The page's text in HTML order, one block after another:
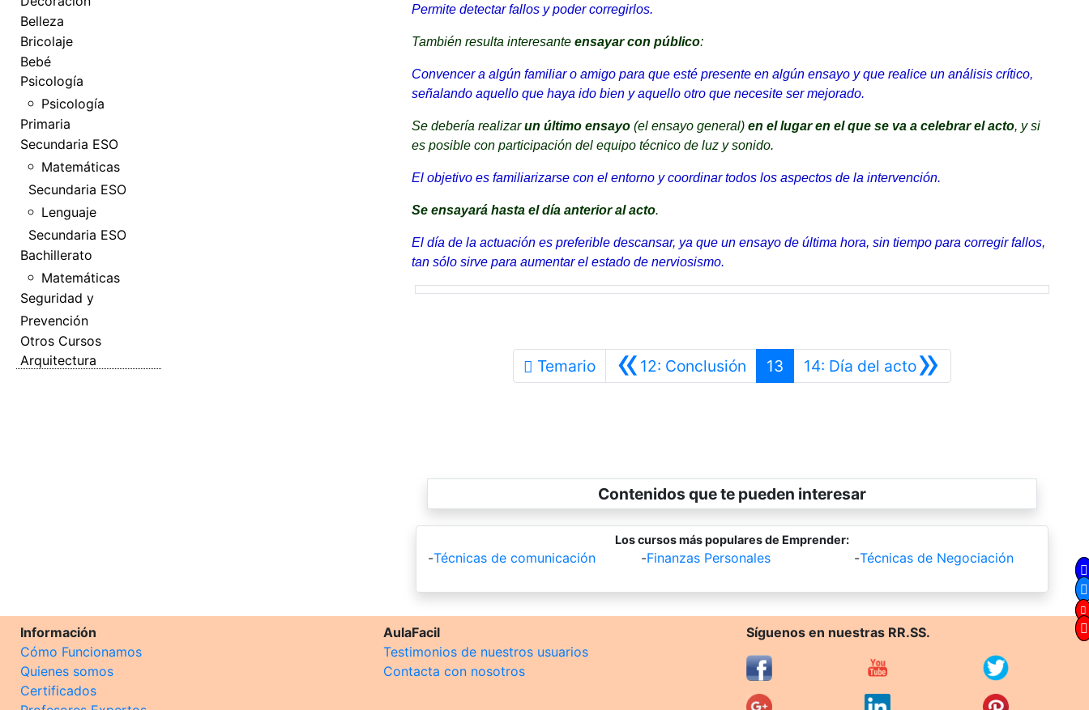
Belleza
Bricolaje
Bebé
Psicología
Psicología
Primaria
Secundaria ESO
Matemáticas
Secundaria ESO
Lenguaje
Secundaria ESO
Bachillerato
Matemáticas
Seguridad y
Prevención
Otros Cursos
Arquitectura
Permite detectar fallos y poder corregirlos.
También resulta interesante ensayar con público:
Convencer a algún familiar o amigo para que esté presente en algún ensayo y que realice un análisis crítico,
señalando aquello que haya ido bien y aquello otro que necesite ser mejorado.
Se debería realizarun último ensayo(el ensayo general) en el lugar en el que se va a celebrar el acto, y si
es posible con participación del equipo técnico de luz y sonido.
El objetivo es familiarizarse con el entorno y coordinar todos los aspectos de la intervención.
Se ensayará hasta el día anterior al acto.
El día de la actuación es preferible descansar, ya que un ensayo de última hora, sin tiempo para corregir fallos,
tan sólo sirve para aumentar el estado de nerviosismo.
Temario «12: ConclusiónAnterior
13 »
14: Día del actoSiguiente
Contenidos que te pueden interesar
Los cursos más populares de Emprender:
-Técnicas de comunicación -Finanzas Personales -Técnicas de Negociación
Información
Cómo Funcionamos
Quienes somos
Certificados
AulaFacil
Testimonios de nuestros usuarios
Contacta con nosotros
Síguenos en nuestras RR.SS.